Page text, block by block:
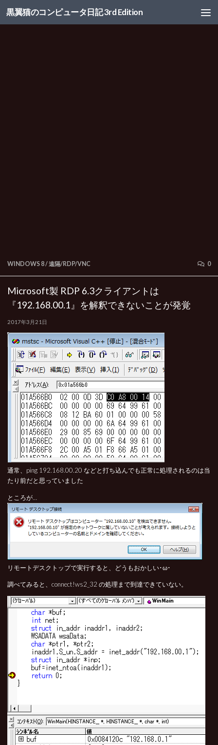
コンテンツへスキップ
黒翼猫のコンピュータ日記 3rd Edition
WINDOWS 8/遠隔/RDP/VNC 0
Microsoft製 RDP 6.3クライアントは
『192.168.00.1』を解釈できないことが発覚
2017年3月21日
通常、ping 192.168.00.20 などと打ち込んでも正常に処理されるのは当
たり前だと思っていました
ところが…
リモートデスクトップで実行すると、どうもおかしい･ω･
調べてみると、connect!ws2_32 の処理まで到達できていない。